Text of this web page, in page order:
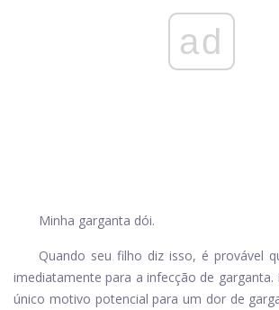
ad
Minha garganta dói.
Quando seu filho diz isso, é provável
imediatamente para a infecção de garganta.
único motivo potencial para um dor de